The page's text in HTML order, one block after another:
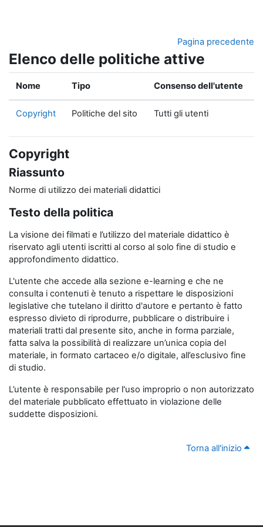
Pagina precedente
Elenco delle politiche attive
Nome Tipo Consenso dell'utente
Copyright Politiche del sito Tutti gli utenti
Copyright
Riassunto
Norme di utilizzo dei materiali didattici
Testo della politica
La visione dei filmati e l’utilizzo del materiale didattico è
riservato agli utenti iscritti al corso al solo fine di studio e
approfondimento didattico.
L'utente che accede alla sezione e-learning e che ne
consulta i contenuti è tenuto a rispettare le disposizioni
legislative che tutelano il diritto d'autore e pertanto è fatto
espresso divieto di riprodurre, pubblicare o distribuire i
materiali tratti dal presente sito, anche in forma parziale,
fatta salva la possibilità di realizzare un’unica copia del
materiale, in formato cartaceo e/o digitale, all’esclusivo fine
di studio.
L’utente è responsabile per l'uso improprio o non autorizzato
del materiale pubblicato effettuato in violazione delle
suddette disposizioni.
Torna all'inizio